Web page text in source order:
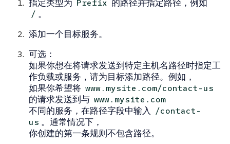
指定类型为 Prefix 的路径并指定路径，例如
/ 。
添加一个目标服务。
可选 ：
如果你想在将请求发送到特定主机名路径时指定工
作负载或服务，请为目标添加路径。例如，
如果你希望将 www.mysite.com/contact-us
的请求发送到与 www.mysite.com
不同的服务，在路径字段中输入
/contact-
us 。通常情况下，
你创建的第一条规则不包含路径。